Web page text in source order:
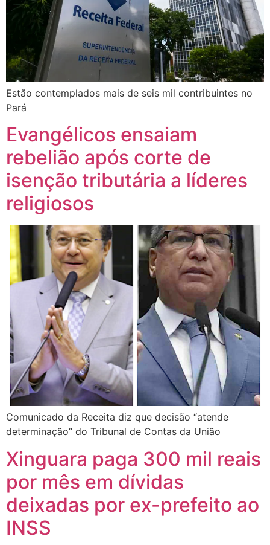
Estão contemplados mais de seis mil contribuintes no
Pará
Evangélicos ensaiam
rebelião após corte de
isenção tributária a líderes
religiosos
Comunicado da Receita diz que decisão “atende
determinação” do Tribunal de Contas da União
Xinguara paga 300 mil reais
por mês em dívidas
deixadas por ex-prefeito ao
INSS